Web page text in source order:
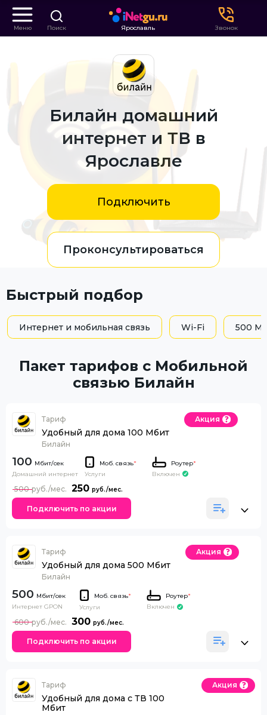
Меню Поиск Ярославль Звонок
Билайн домашний
интернет и ТВ в
Ярославле
Подключить
Проконсультироваться
Быстрый подбор
Интернет и мобильная связь Wi-Fi 500
Пакет тарифов с Мобильной
связью Билайн
Тариф
Удобный для дома 100 Мбит
Билайн
Акция
100
Домашний интернет
Моб. связь*
Услуги
Роутер*
Включен
250
500
Подключить по акции
Тариф
Удобный для дома 500 Мбит
Билайн
Акция
500
Интернет GPON
Моб. связь*
Услуги
Роутер*
Включен
300
600
Подключить по акции
Тариф
Удобный для дома с ТВ 100
Мбит
Акция